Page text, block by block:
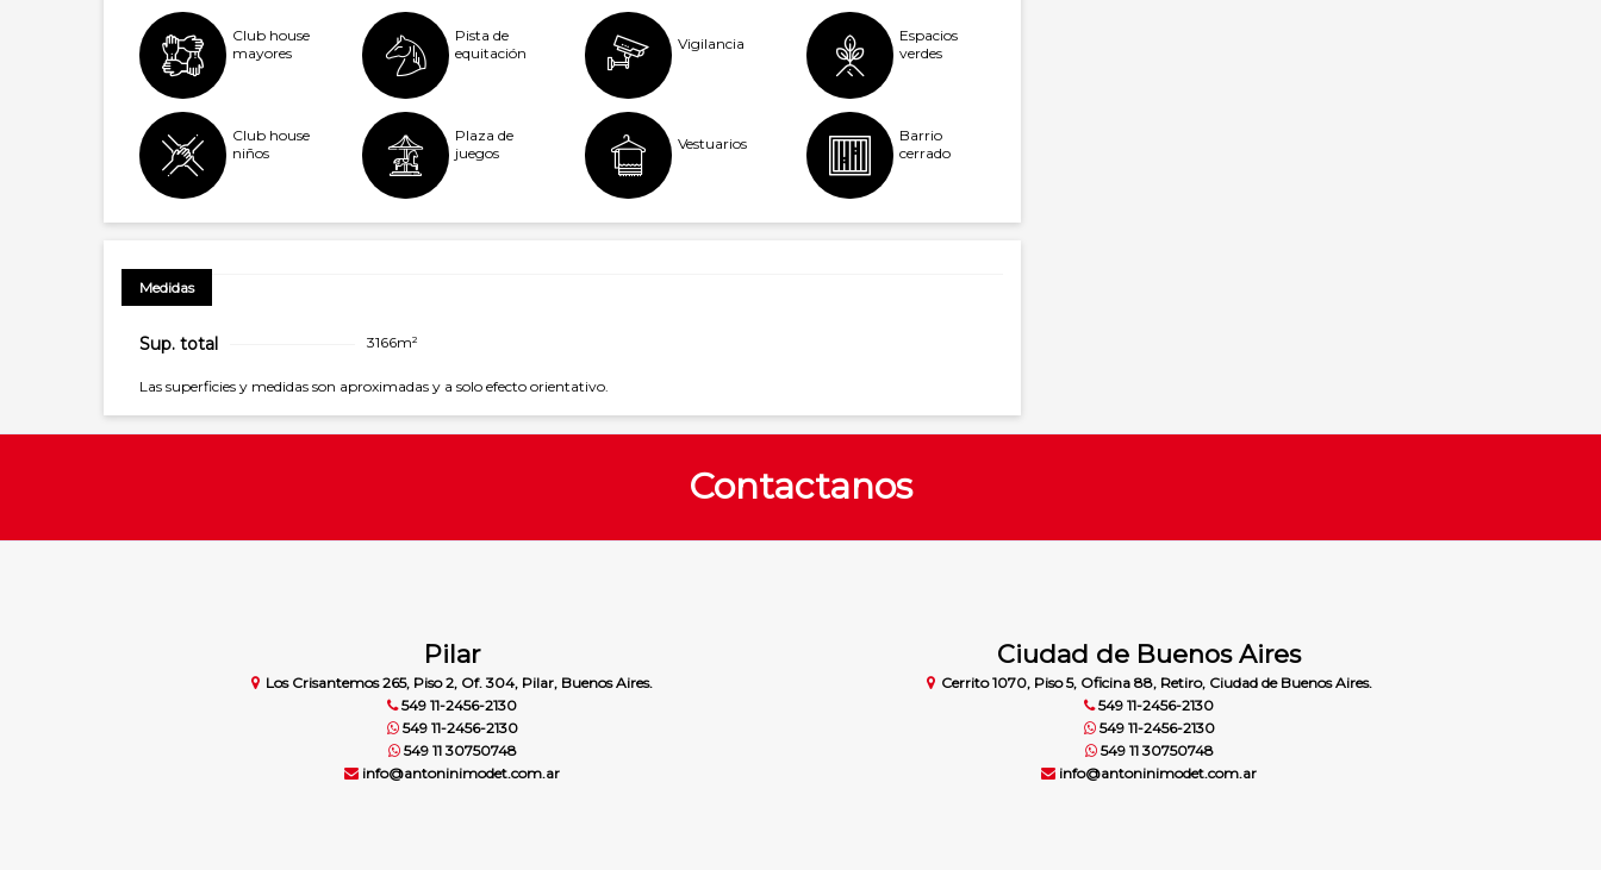
Club house
mayores
Club house
niños
Pista de
equitación
Plaza de
juegos
Vigilancia
Vestuarios
Espacios
verdes
Barrio
cerrado
Medidas
Sup. total 3166m²
Las superficies y medidas son aproximadas y a solo efecto orientativo.
Contactanos
Pilar
Los Crisantemos 265, Piso 2, Of. 304, Pilar, Buenos Aires.
549 11-2456-2130
549 11-2456-2130
549 11 30750748
info@antoninimodet.com.ar
Ciudad de Buenos Aires
Cerrito 1070, Piso 5, Oficina 88, Retiro, Ciudad de Buenos Aires.
549 11-2456-2130
549 11-2456-2130
549 11 30750748
info@antoninimodet.com.ar